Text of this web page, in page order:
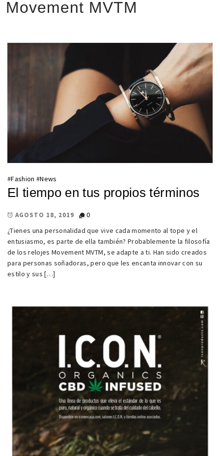
Movement MVTM
#Fashion #News
El tiempo en tus propios términos
AGOSTO 18, 2019
0
¿Tienes una personalidad que vive cada momento al tope y el
entusiasmo, es parte de ella también? Probablemente la filosofía
de los relojes Movement MVTM, se adapte a ti. Han sido creados
para personas soñadoras, pero que les encanta innovar con su
estilo y sus […]